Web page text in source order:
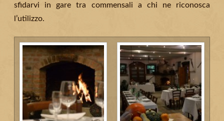
sfidarvi in gare tra commensali a chi ne riconosca
l’utilizzo.